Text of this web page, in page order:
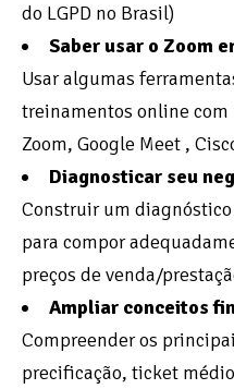
do LGPD no Brasil)
Saber usar o Zoom
Usar algumas
treinamentos online com
Zoom, Google Meet ,
Diagnosticar seu
Construir um
para compor
preços de venda/
Ampliar conceitos
Compreender os
precificação, ticket